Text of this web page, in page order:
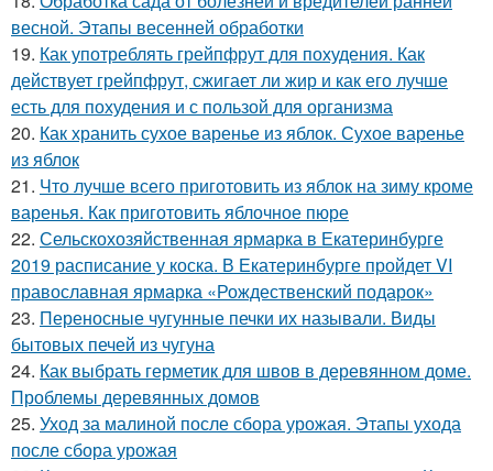
весной. Этапы весенней обработки
19. Как употреблять грейпфрут для похудения. Как
действует грейпфрут, сжигает ли жир и как его лучше
есть для похудения и с пользой для организма
20. Как хранить сухое варенье из яблок. Сухое варенье
из яблок
21. Что лучше всего приготовить из яблок на зиму кроме
варенья. Как приготовить яблочное пюре
22. Сельскохозяйственная ярмарка в Екатеринбурге
2019 расписание у коска. В Екатеринбурге пройдет VI
православная ярмарка «Рождественский подарок»
23. Переносные чугунные печки их называли. Виды
бытовых печей из чугуна
24. Как выбрать герметик для швов в деревянном доме.
Проблемы деревянных домов
25. Уход за малиной после сбора урожая. Этапы ухода
после сбора урожая